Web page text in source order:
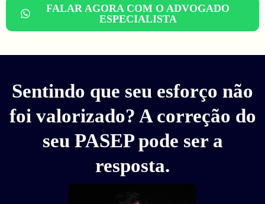
FALAR AGORA COM O ADVOGADO
ESPECIALISTA
Sentindo que seu esforço não
foi valorizado? A correção do
seu PASEP pode ser a
resposta.